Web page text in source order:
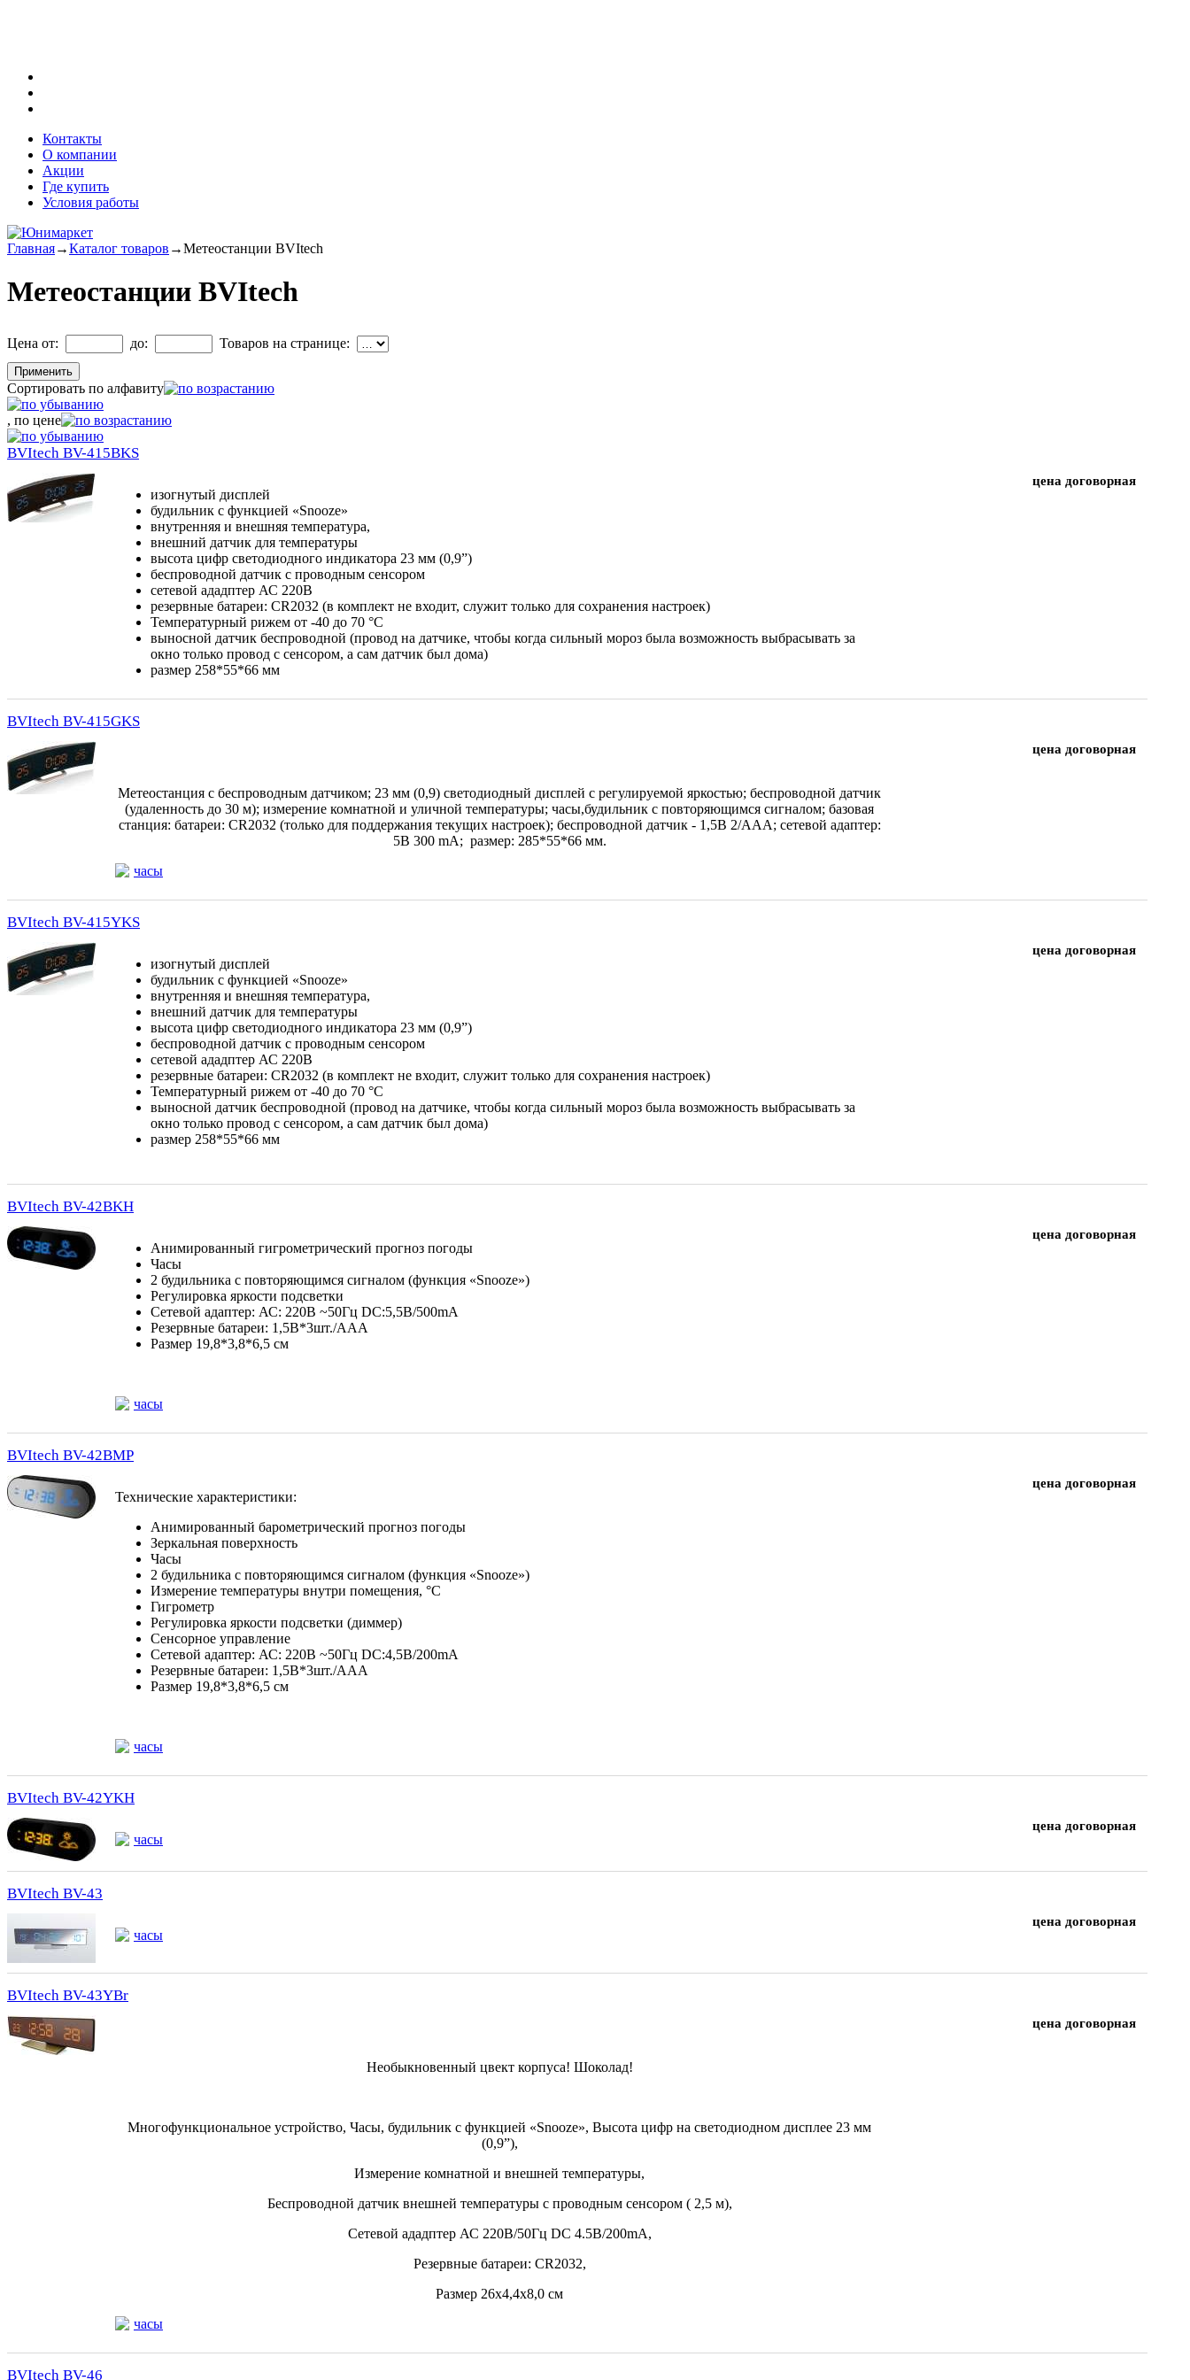
Контакты
О компании
Акции
Где купить
Условия работы
Главная→Каталог товаров →Метеостанции BVItech
Метеостанции BVItech
Цена от: до: Товаров на странице:
Сортировать по алфавиту
, по цене
BVItech BV-415BKS
изогнутый дисплей
будильник с функцией «Snooze»
внутренняя и внешняя температура,
внешний датчик для температуры
высота цифр светодиодного индикатора 23 мм (0,9”)
беспроводной датчик с проводным сенсором
сетевой ададптер АС 220В
резервные батареи: CR2032 (в комплект не входит, служит только для сохранения настроек)
Температурный рижем от -40 до 70 °C
выносной датчик беспроводной (провод на датчике, чтобы когда сильный мороз была возможность выбрасывать за
окно только провод с сенсором, а сам датчик был дома)
размер 258*55*66 мм
цена договорная
BVItech BV-415GKS
Метеостанция с беспроводным датчиком; 23 мм (0,9) светодиодный дисплей с регулируемой яркостью; беспроводной датчик
(удаленность до 30 м); измерение комнатной и уличной температуры; часы,будильник с повторяющимся сигналом; базовая
станция: батареи: CR2032 (только для поддержания текущих настроек); беспроводной датчик - 1,5B 2/ААА; сетевой адаптер:
5В 300 mA; размер: 285*55*66 мм.
часы
цена договорная
BVItech BV-415YKS
изогнутый дисплей
будильник с функцией «Snooze»
внутренняя и внешняя температура,
внешний датчик для температуры
высота цифр светодиодного индикатора 23 мм (0,9”)
беспроводной датчик с проводным сенсором
сетевой ададптер АС 220В
резервные батареи: CR2032 (в комплект не входит, служит только для сохранения настроек)
Температурный рижем от -40 до 70 °C
выносной датчик беспроводной (провод на датчике, чтобы когда сильный мороз была возможность выбрасывать за
окно только провод с сенсором, а сам датчик был дома)
размер 258*55*66 мм
цена договорная
BVItech BV-42BKH
Анимированный гигрометрический прогноз погоды
Часы
2 будильника с повторяющимся сигналом (функция «Snooze»)
Регулировка яркости подсветки
Сетевой адаптер: АС: 220В ~50Гц DC:5,5B/500mA
Резервные батареи: 1,5В*3шт./ААА
Размер 19,8*3,8*6,5 см
часы
цена договорная
BVItech BV-42BMP
Технические характеристики:
Анимированный барометрический прогноз погоды
Зеркальная поверхность
Часы
2 будильника с повторяющимся сигналом (функция «Snooze»)
Измерение температуры внутри помещения, °С
Гигрометр
Регулировка яркости подсветки (диммер)
Сенсорное управление
Сетевой адаптер: АС: 220В ~50Гц DC:4,5B/200mA
Резервные батареи: 1,5В*3шт./ААА
Размер 19,8*3,8*6,5 см
часы
цена договорная
BVItech BV-42YKH
часы
цена договорная
BVItech BV-43
часы
цена договорная
BVItech BV-43YBr
Необыкновенный цвект корпуса! Шоколад!
Многофункциональное устройство, Часы, будильник с функцией «Snooze», Высота цифр на светодиодном дисплее 23 мм
(0,9”),
Измерение комнатной и внешней температуры,
Беспроводной датчик внешней температуры с проводным сенсором ( 2,5 м),
Сетевой ададптер АС 220В/50Гц DC 4.5B/200mA,
Резервные батареи: CR2032,
Размер 26х4,4х8,0 см
часы
цена договорная
BVItech BV-46